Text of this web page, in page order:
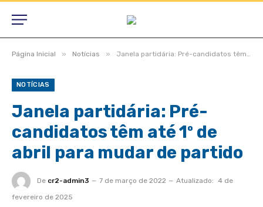
Página Inicial » Notícias » Janela partidária: Pré-candidatos têm até 1º de abril para mudar de partido
NOTÍCIAS
Janela partidária: Pré-
candidatos têm até 1º de
abril para mudar de partido
De cr2-admin3 7 de março de 2022 Atualizado: 4 de
fevereiro de 2025